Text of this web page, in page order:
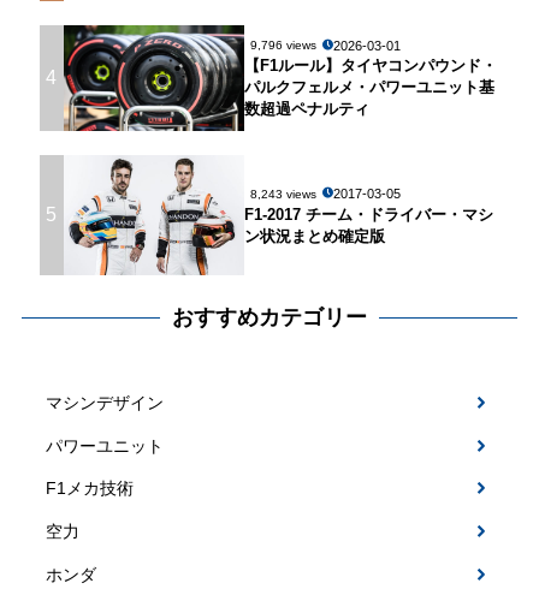
4
9,796 views 2026-03-01
【F1ルール】タイヤコンパウンド・
パルクフェルメ・パワーユニット基
数超過ペナルティ
5
8,243 views 2017-03-05
F1-2017 チーム・ドライバー・マシ
ン状況まとめ確定版
おすすめカテゴリー
マシンデザイン
パワーユニット
F1メカ技術
空力
ホンダ